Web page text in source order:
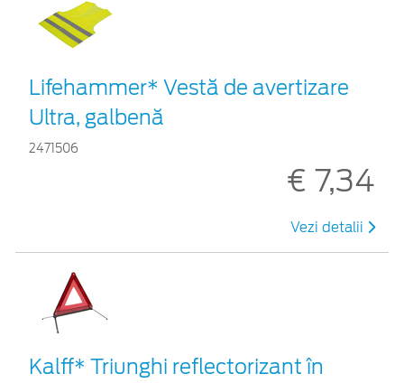
Lifehammer* Vestă de avertizare
Ultra, galbenă
2471506
€ 7,34
Vezi detalii
Kalff* Triunghi reflectorizant în